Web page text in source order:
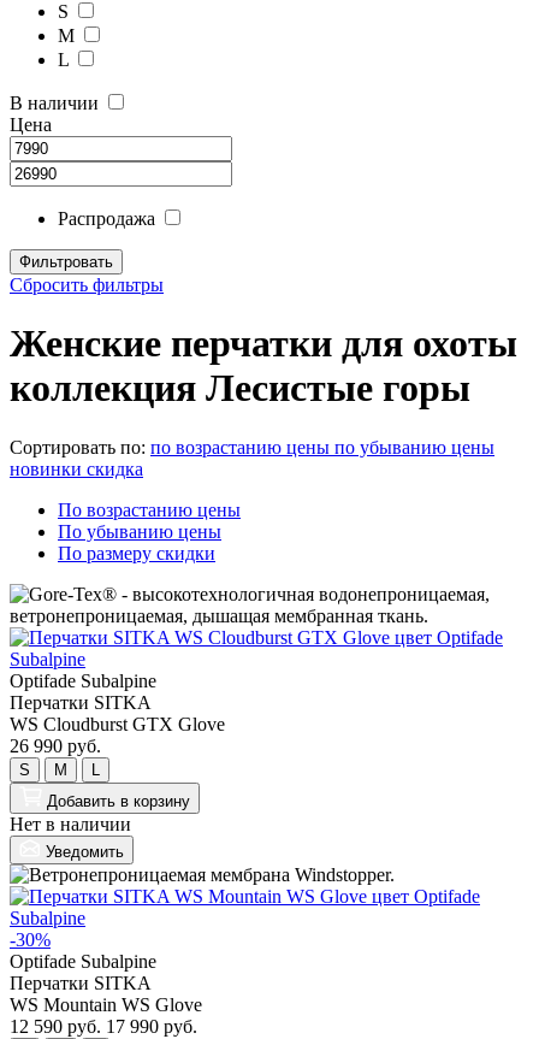
S
M
L
В наличии
Цена
Распродажа
Сбросить фильтры
Женские перчатки для охоты
коллекция Лесистые горы
Сортировать по: по возрастанию цены по убыванию цены
новинки скидка
По возрастанию цены
По убыванию цены
По размеру скидки
Optifade Subalpine
Перчатки SITKA
WS Cloudburst GTX Glove
26 990 руб.
S M
Добавить в корзину
Нет в наличии
Уведомить
-30%
Optifade Subalpine
Перчатки SITKA
WS Mountain WS Glove
12 590 руб. 17 990 руб.